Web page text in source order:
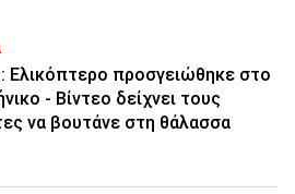
Ελικόπτερο προσγειώθηκε στο
- Βίντεο δείχνει τους
να βουτάνε στη θάλασσα